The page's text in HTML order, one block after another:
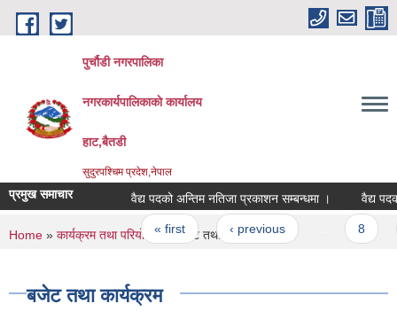
Skip to main content
पुर्चौडी नगरपालिका
नगरकार्यपालिकाकाे कार्यालय
हाट,बैतडी
सुदुरपश्चिम प्रदेश,नेपाल
प्रमुख समाचार वैद्य पदको अन्तिम नतिजा प्रकाशन सम्बन्धमा । वैद्य
Pages
« first ‹ previous
You are here
Home » कार्यक्रम तथा परियोजना » बजेट तथा कार्यक्रम
बजेट तथा कार्यक्रम